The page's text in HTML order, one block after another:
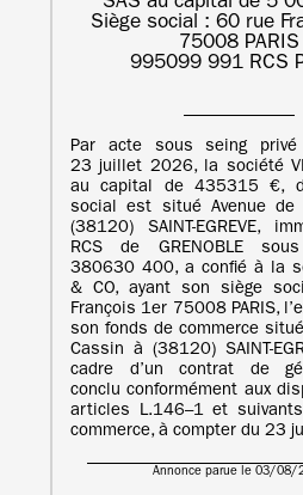
Siège social : 60 rue
75008 PARIS
995099 991 RCS
Par acte sous seing
23 juillet 2026, la société
au capital de 435315 €,
social est situé Avenue de
(38120) SAINT-EGREVE,
RCS de GRENOBLE
380630 400, a confié à la
& CO, ayant son siège
François 1er 75008 PARIS,
son fonds de commerce
Cassin à (38120) SAINT-
cadre d’un contrat de
conclu conformément aux
articles L.146–1 et
commerce, à compter du 23
Annonce parue le 03/08/